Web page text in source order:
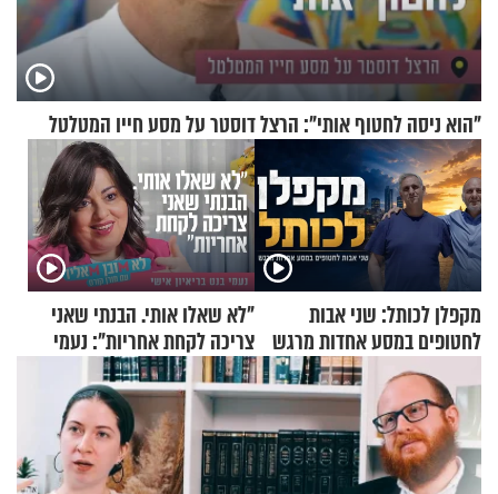
"הוא ניסה לחטוף אותי": הרצל דוסטר על מסע חייו המטלטל
מקפלן לכותל: שני אבות
לחטופים במסע אחדות מרגש
"לא שאלו אותי. הבנתי שאני
צריכה לקחת אחריות": נעמי
בנט בריאיון אישי